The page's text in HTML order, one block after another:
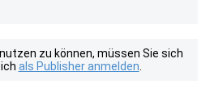
zu können, müssen Sie sich
als Publisher anmelden